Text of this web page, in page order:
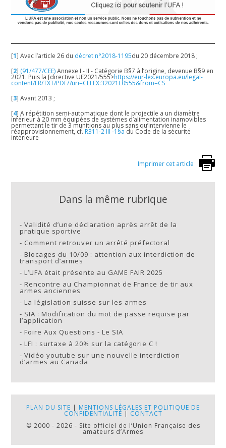
[1]Avec l’article 26 du décret n°2018-1195du 20 décembre 2018 ;
[2] (91/477/CEE)Annexe I - II - Catégorie B§7 à l’origine, devenue B§9 en
2021. Puis la [directive UE2021/555>https://eur-lex.europa.eu/legal-
content/FR/TXT/PDF/?uri=CELEX:32021L0555&from=CS
[3]Avant 2013 ;
[4]A répétition semi-automatique dont le projectile a un diamètre
inférieur à 20 mm équipées de systèmes d’alimentation inamovibles
permettant le tir de 3 munitions au plus sans qu’intervienne le
réapprovisionnement, cf. R311-2 III -1§a du Code de la sécurité
intérieure
Imprimer cet article
Dans la même rubrique
-Validité d’une déclaration après arrêt de la
pratique sportive
- Comment retrouver un arrêté préfectoral
-Blocages du 10/09 : attention aux interdiction de
transport d’armes
-L’UFA était présente au GAME FAIR 2025
-Rencontre au Championnat de France de tir aux
armes anciennes
-La législation suisse sur les armes
- SIA : Modification du mot de passe requise par
l’application
-Foire Aux Questions - Le SIA
-LFI : surtaxe à 20% sur la catégorie C !
-Vidéo youtube sur une nouvelle interdiction
d’armes au Canada
PLAN DU SITE | MENTIONS LÉGALES ET POLITIQUE DE
CONFIDENTIALITÉ | CONTACT
© 2000 - 2026 - Site officiel de l’Union Française des
amateurs d’Armes